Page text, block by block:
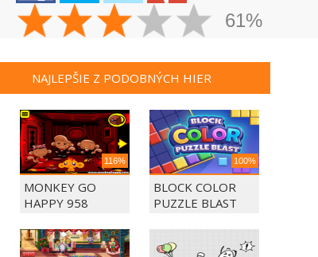
61%
NAJLEPŠIE Z PODOBNÝCH HIER
116%
MONKEY GO
HAPPY 958
100%
BLOCK COLOR
PUZZLE BLAST